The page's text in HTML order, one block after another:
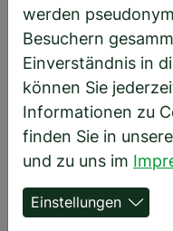
werden
Besuchern
Einverständnis in
können Sie
Informationen zu
finden Sie in
und zu uns im
Einstellungen